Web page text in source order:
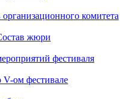
организационного комитета
жюри
фестиваля
ом фестивале